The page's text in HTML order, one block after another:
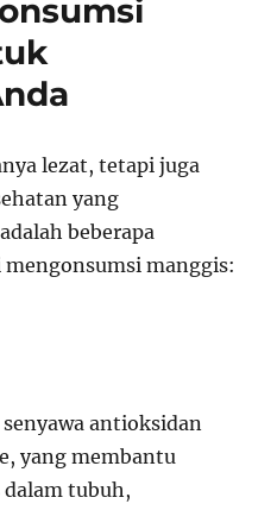
lezat, tetapi juga
yang
beberapa
manggis:
antioksidan
yang membantu
dalam tubuh,